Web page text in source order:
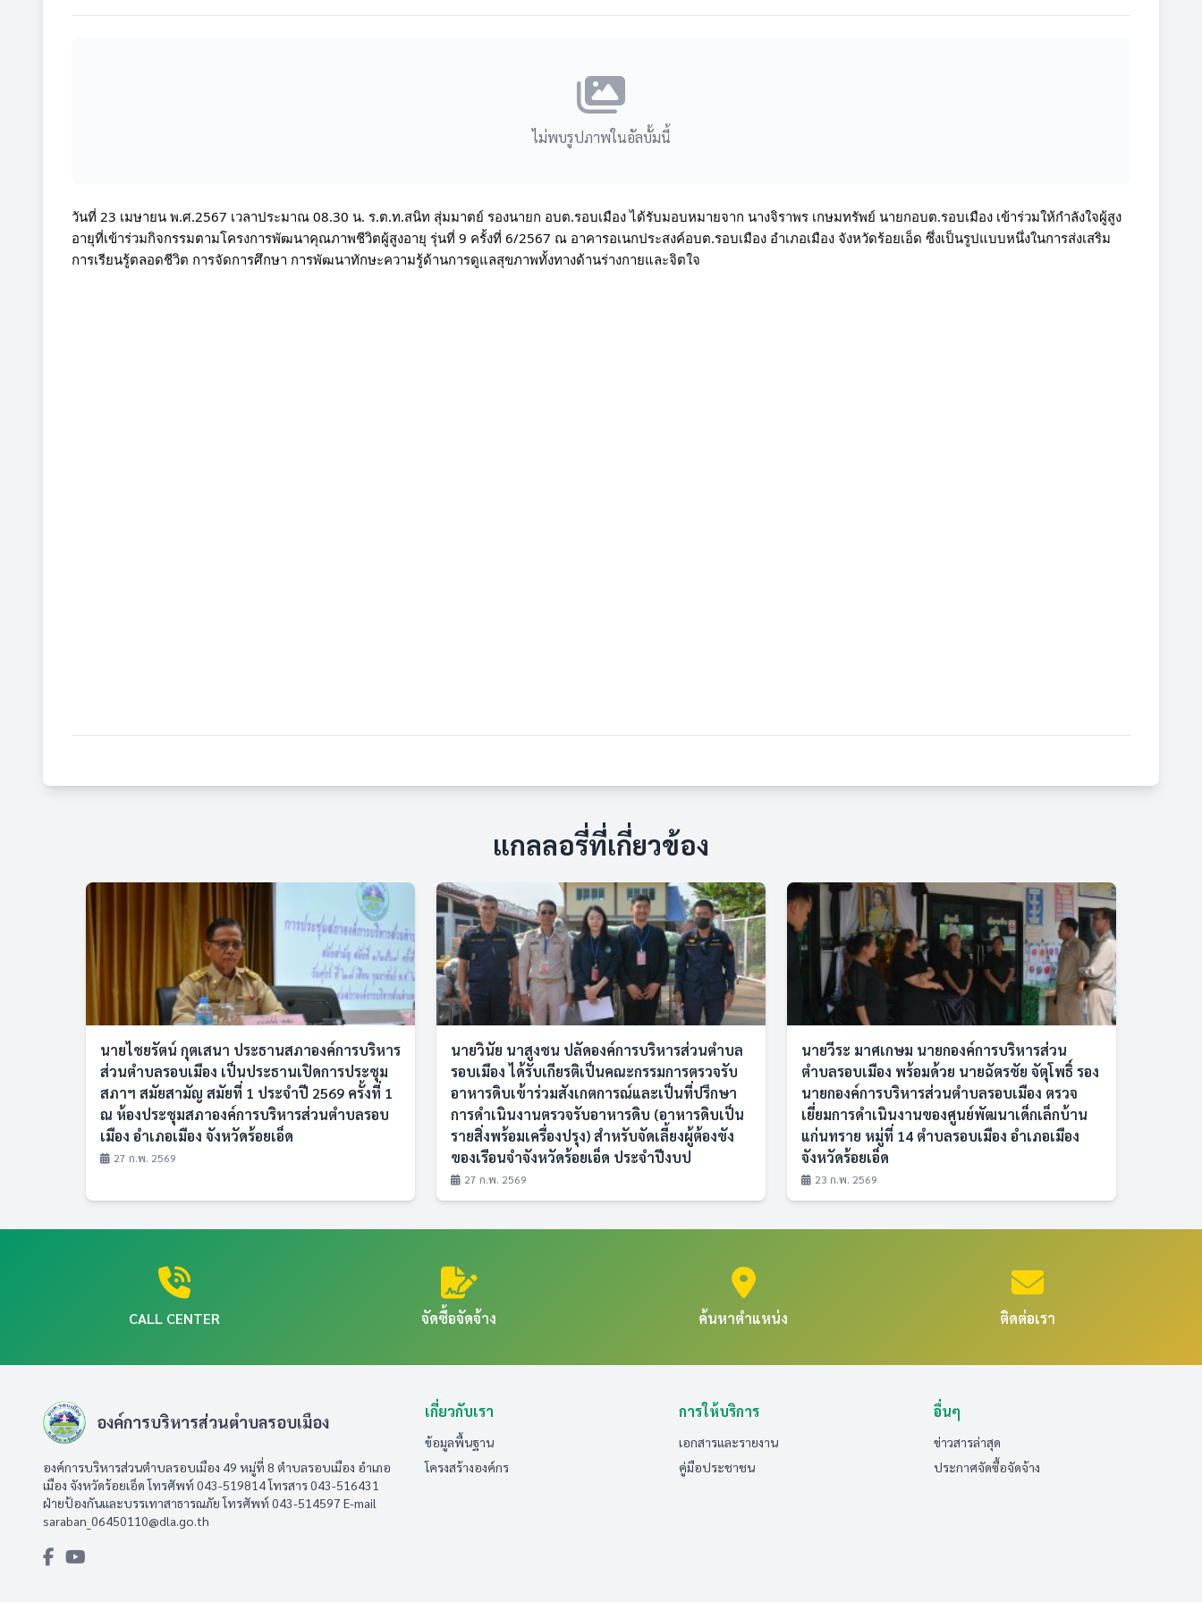
ไม่พบรูปภาพในอัลบั้มนี้
วันที่ 23 เมษายน พ.ศ.2567 เวลาประมาณ 08.30 น. ร.ต.ท.สนิท สุ่มมาตย์ รองนายก อบต.รอบเมือง ได้รับมอบหมายจาก นางจิราพร เกษมทรัพย์ นายกอบต.รอบเมือง เข้าร่วมให้กำลังใจผู้สูง
อายุที่เข้าร่วมกิจกรรมตามโครงการพัฒนาคุณภาพชีวิตผู้สูงอายุ รุ่นที่ 9 ครั้งที่ 6/2567 ณ อาคารอเนกประสงค์อบต.รอบเมือง อำเภอเมือง จังหวัดร้อยเอ็ด ซึ่งเป็นรูปแบบหนึ่งในการส่งเสริม
การเรียนรู้ตลอดชีวิต การจัดการศึกษา การพัฒนาทักษะความรู้ด้านการดูแลสุขภาพทั้งทางด้านร่างกายและจิตใจ
แกลลอรี่ที่เกี่ยวข้อง
นายไชยรัตน์ กุตเสนา ประธานสภาองค์การบริหาร
ส่วนตำบลรอบเมือง เป็นประธานเปิดการประชุม
สภาฯ สมัยสามัญ สมัยที่ 1 ประจำปี 2569 ครั้งที่ 1
ณ ห้องประชุมสภาองค์การบริหารส่วนตำบลรอบ
เมือง อำเภอเมือง จังหวัดร้อยเอ็ด
27 ก.พ. 2569
นายวินัย นาสูงชน ปลัดองค์การบริหารส่วนตำบล
รอบเมือง ได้รับเกียรติเป็นคณะกรรมการตรวจรับ
อาหารดิบเข้าร่วมสังเกตการณ์และเป็นที่ปรึกษา
การดำเนินงานตรวจรับอาหารดิบ (อาหารดิบเป็น
รายสิ่งพร้อมเครื่องปรุง) สำหรับจัดเลี้ยงผู้ต้องขัง
ของเรือนจำจังหวัดร้อยเอ็ด ประจำปีงบป
27 ก.พ. 2569
นายวีระ มาศเกษม นายกองค์การบริหารส่วน
ตำบลรอบเมือง พร้อมด้วย นายฉัตรชัย จัตุโพธิ์ รอง
นายกองค์การบริหารส่วนตำบลรอบเมือง ตรวจ
เยี่ยมการดำเนินงานของศูนย์พัฒนาเด็กเล็กบ้าน
แก่นทราย หมู่ที่ 14 ตำบลรอบเมือง อำเภอเมือง
จังหวัดร้อยเอ็ด
23 ก.พ. 2569
CALL CENTER จัดซื้อจัดจ้าง ค้นหาตำแหน่ง ติดต่อเรา
องค์การบริหารส่วนตำบลรอบเมือง
องค์การบริหารส่วนตำบลรอบเมือง 49 หมู่ที่ 8 ตำบลรอบเมือง อำเภอ
เมือง จังหวัดร้อยเอ็ด โทรศัพท์ 043-519814 โทรสาร 043-516431​
ฝ่ายป้องกันและบรรเทาสาธารณภัย โทรศัพท์ 043-514597 E-mail
saraban_06450110@dla.go.th
เกี่ยวกับเรา
ข้อมูลพื้นฐาน
โครงสร้างองค์กร
การให้บริการ
เอกสารและรายงาน
คู่มือประชาชน
อื่นๆ
ข่าวสารล่าสุด
ประกาศจัดซื้อจัดจ้าง